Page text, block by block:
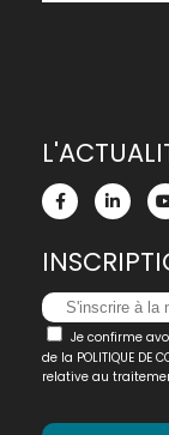
Je confirme
de la POLITIQUE DE
relative au